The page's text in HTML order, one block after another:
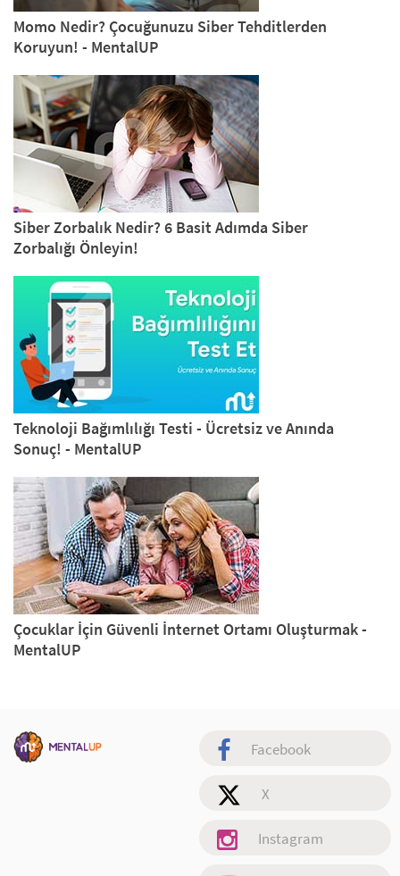
Momo Nedir? Çocuğunuzu Siber Tehditlerden
Koruyun! - MentalUP
Siber Zorbalık Nedir? 6 Basit Adımda Siber
Zorbalığı Önleyin!
Teknoloji Bağımlılığı Testi - Ücretsiz ve Anında
Sonuç! - MentalUP
Çocuklar İçin Güvenli İnternet Ortamı Oluşturmak -
MentalUP
Facebook
X
Instagram